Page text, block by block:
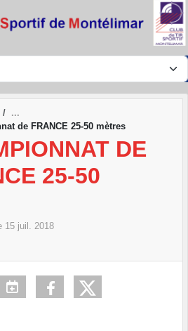
de FRANCE 25-50 mètres
DE
25-50
15 juil. 2018